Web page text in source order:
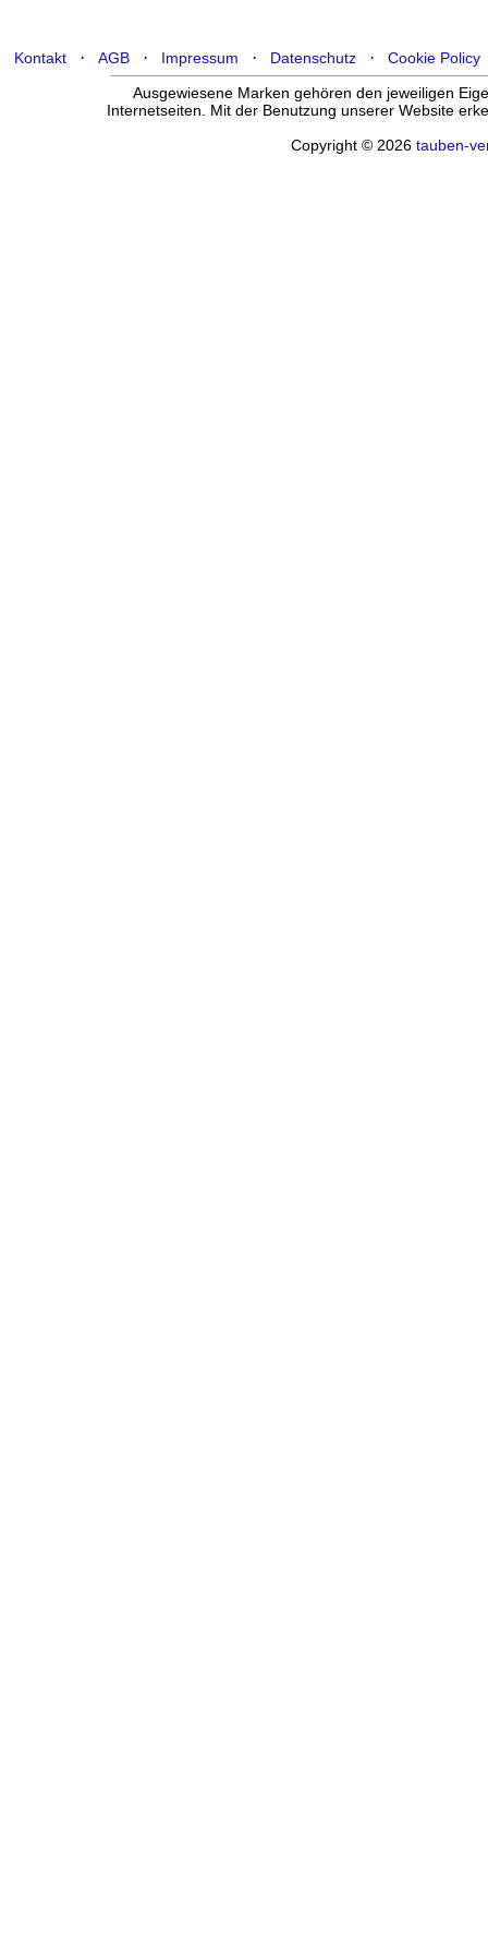
Kontakt· AGB· Impressum · Datenschutz· Cookie Policy
Ausgewiesene Marken gehören den jeweiligen
Internetseiten. Mit der Benutzung unserer Website
Copyright © 2026 tauben-